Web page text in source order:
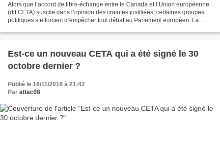
Alors que l’accord de libre-échange entre le Canada et l’Union européenne
(dit CETA) suscite dans l’opinion des craintes justifiées, certaines groupes
politiques s’efforcent d’empêcher tout débat au Parlement européen. La
Est-ce un nouveau CETA qui a été signé le 30
octobre dernier ?
Publié le 16/11/2016 à 21:42
Par attac08